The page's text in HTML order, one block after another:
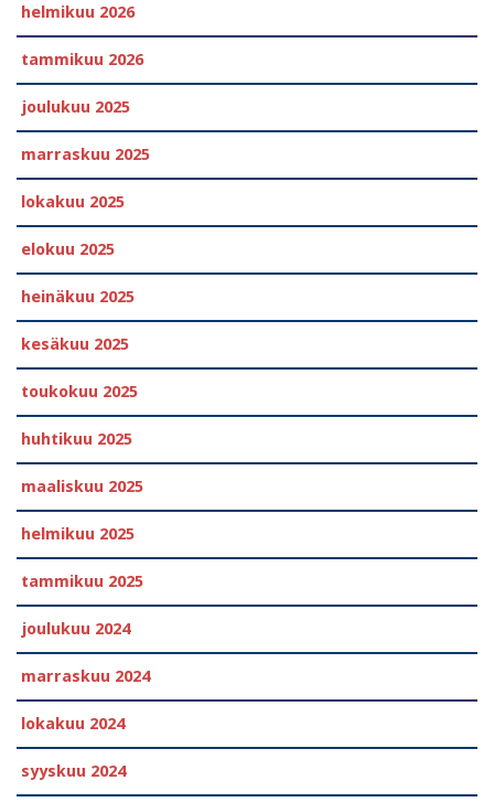
helmikuu 2026
tammikuu 2026
joulukuu 2025
marraskuu 2025
lokakuu 2025
elokuu 2025
heinäkuu 2025
kesäkuu 2025
toukokuu 2025
huhtikuu 2025
maaliskuu 2025
helmikuu 2025
tammikuu 2025
joulukuu 2024
marraskuu 2024
lokakuu 2024
syyskuu 2024